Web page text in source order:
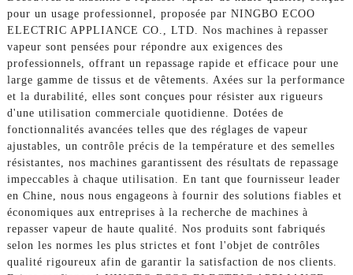
pour un usage professionnel, proposée par NINGBO ECOO
ELECTRIC APPLIANCE CO., LTD. Nos machines à repasser
vapeur sont pensées pour répondre aux exigences des
professionnels, offrant un repassage rapide et efficace pour une
large gamme de tissus et de vêtements. Axées sur la performance
et la durabilité, elles sont conçues pour résister aux rigueurs
d'une utilisation commerciale quotidienne. Dotées de
fonctionnalités avancées telles que des réglages de vapeur
ajustables, un contrôle précis de la température et des semelles
résistantes, nos machines garantissent des résultats de repassage
impeccables à chaque utilisation. En tant que fournisseur leader
en Chine, nous nous engageons à fournir des solutions fiables et
économiques aux entreprises à la recherche de machines à
repasser vapeur de haute qualité. Nos produits sont fabriqués
selon les normes les plus strictes et font l'objet de contrôles
qualité rigoureux afin de garantir la satisfaction de nos clients.